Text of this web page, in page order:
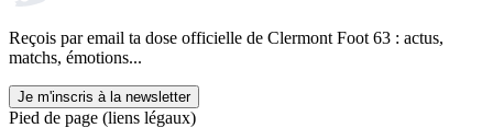
Reçois par email ta dose officielle de Clermont Foot 63 : actus,
matchs, émotions...
Je m'inscris à la newsletter
Pied de page (liens légaux)